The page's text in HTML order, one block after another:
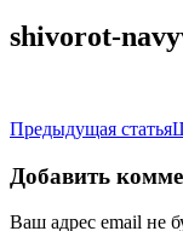
shivorot-
Навигация
по
записям
Предыдущая статья
Добавить
Ваш адрес email не